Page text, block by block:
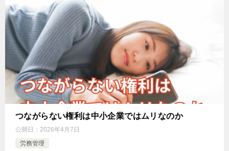
つながらない権利は中小企業ではムリなのか
公開日： 2026年4月7日
労務管理